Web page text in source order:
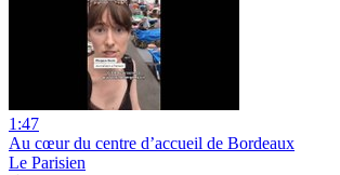
1:47
Au cœur du centre d’accueil de Bordeaux
Le Parisien